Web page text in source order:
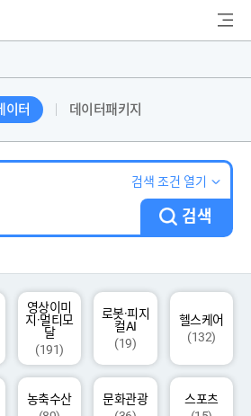
색
이터 데이터패키지
검색 조건 열기
검색
영상이미
지·멀티모
달
(191)
로봇·피지
컬AI
(19)
헬스케어
(132)
농축수산
문화관광
스포츠